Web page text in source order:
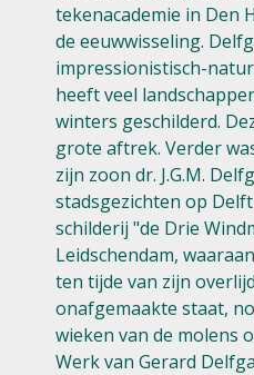
tekenacademie in Den
de eeuwwisseling.
impressionistisch-
heeft veel
winters geschilderd.
grote aftrek. Verder
zijn zoon dr. J.G.M.
stadsgezichten op
schilderij "de Drie
Leidschendam,
ten tijde van zijn
onafgemaakte staat,
wieken van de molens
Werk van Gerard